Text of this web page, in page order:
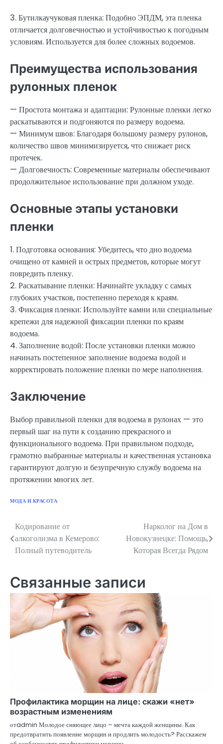
3. Бутилкаучуковая пленка: Подобно ЭПДМ, эта пленка
отличается долговечностью и устойчивостью к погодным
условиям. Используется для более сложных водоемов.
Преимущества использования
рулонных пленок
— Простота монтажа и адаптации: Рулонные пленки легко
раскатываются и подгоняются по размеру водоема.
— Минимум швов: Благодаря большому размеру рулонов,
количество швов минимизируется, что снижает риск
протечек.
— Долговечность: Современные материалы обеспечивают
продолжительное использование при должном уходе.
Основные этапы установки
пленки
1. Подготовка основания: Убедитесь, что дно водоема
очищено от камней и острых предметов, которые могут
повредить пленку.
2. Раскатывание пленки: Начинайте укладку с самых
глубоких участков, постепенно переходя к краям.
3. Фиксация пленки: Используйте камни или специальные
крепежи для надежной фиксации пленки по краям
водоема.
4. Заполнение водой: После установки пленки можно
начинать постепенное заполнение водоема водой и
корректировать положение пленки по мере наполнения.
Заключение
Выбор правильной пленки для водоема в рулонах — это
первый шаг на пути к созданию прекрасного и
функционального водоема. При правильном подходе,
грамотно выбранные материалы и качественная установка
гарантируют долгую и безупречную службу водоема на
протяжении многих лет.
МОДА И КРАСОТА
Навигация
по
Кодирование от
алкоголизма в Кемерово:
Полный путеводитель
Нарколог на Дом в
Новокузнецке: Помощь,
Которая Всегда Рядом
Связанные записи
Профилактика морщин на лице: скажи «нет»
возрастным изменениям
отadmin Молодое сияющее лицо – мечта каждой женщины. Как
предотвратить появление морщин и продлить молодость? Расскажем